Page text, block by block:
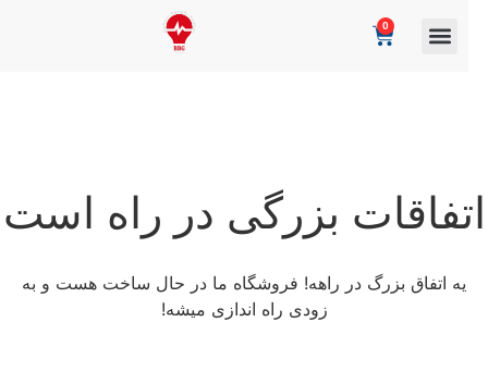
بزرگی در راه است
یه اتفاق بزرگ در راهه! فروشگاه ما در حال ساخت هست و به
زودی راه اندازی میشه!